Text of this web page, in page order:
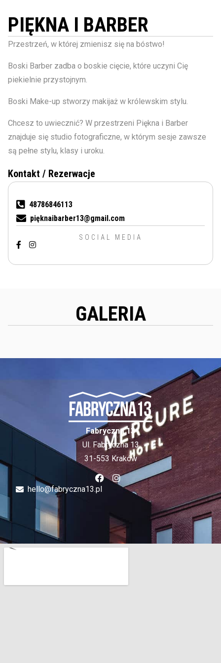
PIĘKNA I BARBER
Przestrzeń, w której zmienisz się na bóstwo!
Boski Barber zadba o boskie cięcie, które uczyni Cię
piekielnie przystojnym.
Boski Make-up stworzy makijaż w królewskim stylu.
Chcesz to uwiecznić? W przestrzeni Piękna i Barber
znajduje się studio fotograficzne, w którym sesje zawsze
są pełne stylu, klasy i uroku.
Kontakt / Rezerwacje
48786846113
pięknaibarber13@gmail.com
SOCIAL MEDIA
GALERIA
Fabryczna 13
Ul. Fabryczna 13
31-553 Kraków
hello@fabryczna13.pl